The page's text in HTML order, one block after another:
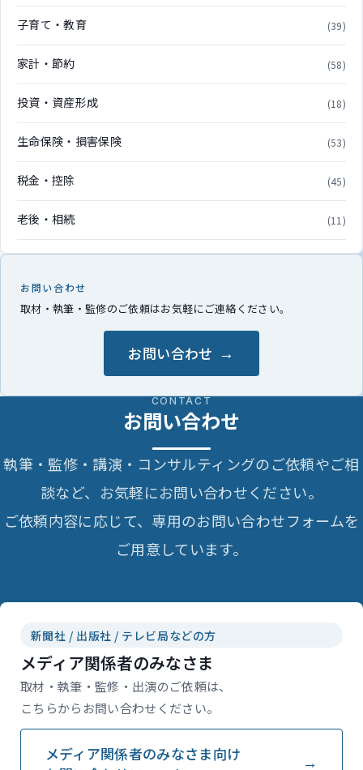
子育て・教育 (39)
家計・節約 (58)
投資・資産形成 (18)
生命保険・損害保険 (53)
税金・控除 (45)
老後・相続 (11)
お問い合わせ
取材・執筆・監修のご依頼はお気軽にご連絡ください。
お問い合わせ
CONTACT
お問い合わせ
執筆・監修・講演・コンサルティングのご依頼やご相
談など、お気軽にお問い合わせください。
ご依頼内容に応じて、専用のお問い合わせフォームを
ご用意しています。
新聞社 / 出版社 / テレビ局などの方
メディア関係者のみなさま
取材・執筆・監修・出演のご依頼は、
こちらからお問い合わせください。
メディア関係者のみなさま向け